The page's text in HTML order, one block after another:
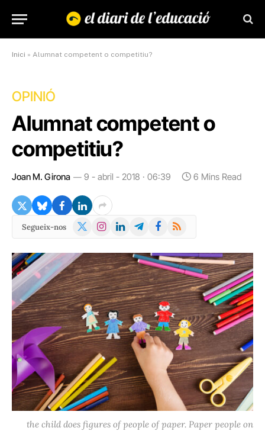
Inici » Alumnat competent o competitiu?
OPINIÓ
Alumnat competent o
competitiu?
Joan M. Girona 9 - abril - 2018 · 06:39 6 Mins Read
Segueix-nos
X
Instagram
LinkedInTelegramFacebook
RSS
the child does figures of people of paper. Paper people on